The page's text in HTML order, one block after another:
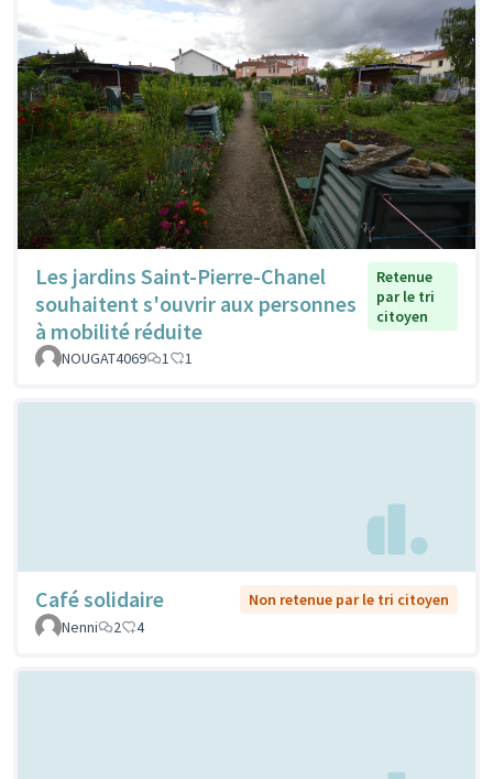
Les jardins Saint-Pierre-Chanel
souhaitent s'ouvrir aux personnes
à mobilité réduite
Retenue
par le tri
citoyen
NOUGAT4069 1 1
Café solidaire
Non retenue par le tri citoyen
Nenni
2 4